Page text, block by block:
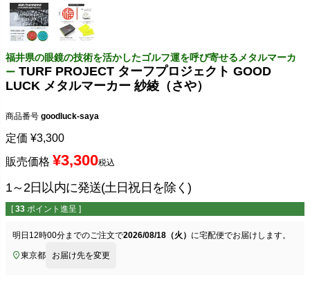
福井県の眼鏡の技術を活かしたゴルフ運を呼び寄せるメタルマーカ
ー TURF PROJECT ターフプロジェクト GOOD
LUCK メタルマーカー 紗綾（さや）
商品番号 goodluck-saya
定価 ¥3,300
販売価格 ¥3,300税込
1～2日以内に発送(土日祝日を除く)
[ 33 ポイント進呈 ]
明日 12時00分までのご注文で2026/08/18（火） に宅配便でお届けします。
東京都 お届け先を変更